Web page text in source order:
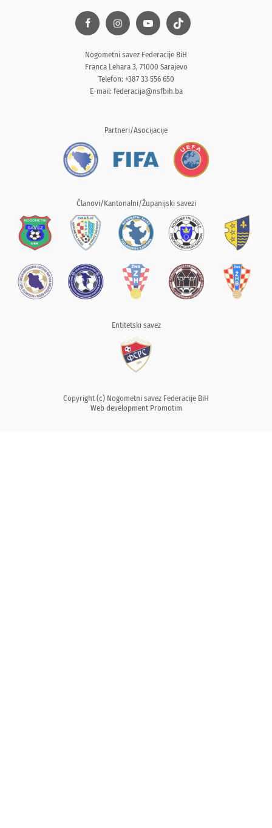
Nogometni savez Federacije BiH
Franca Lehara 3, 71000 Sarajevo
Telefon: +387 33 556 650
E-mail: federacija@nsfbih.ba
Partneri/Asocijacije
Članovi/Kantonalni/Županijski savezi
Entitetski savez
Copyright (c) Nogometni savez Federacije BiH
Web development Promotim